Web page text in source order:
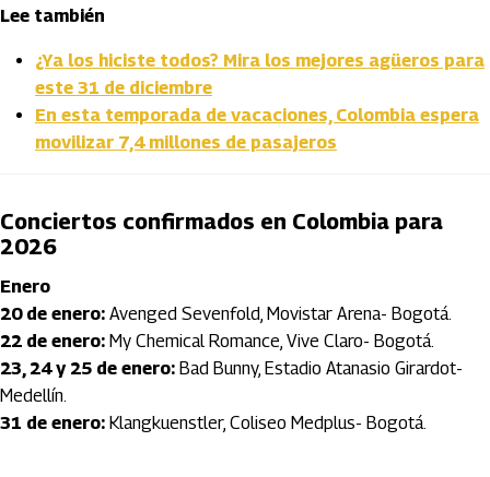
Lee también
¿Ya los hiciste todos? Mira los mejores agüeros para
este 31 de diciembre
En esta temporada de vacaciones, Colombia espera
movilizar 7,4 millones de pasajeros
Conciertos confirmados en Colombia para
2026
Enero
20 de enero: Avenged Sevenfold, Movistar Arena- Bogotá.
22 de enero: My Chemical Romance, Vive Claro- Bogotá.
23, 24 y 25 de enero: Bad Bunny, Estadio Atanasio Girardot-
Medellín.
31 de enero: Klangkuenstler, Coliseo Medplus- Bogotá.